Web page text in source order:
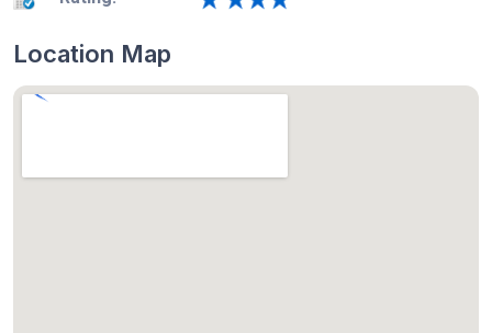
Location Map